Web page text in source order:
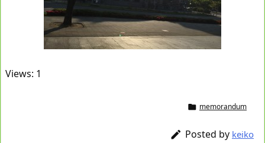
Views: 1
 memorandum
 Posted by keiko